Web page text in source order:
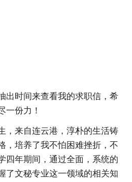
出时间来查看我的求职信，希
一份力！
，来自连云港，淳朴的生活铸
，培养了我不怕困难挫折，不
四年期间，通过全面，系统的
了文秘专业这一领域的相关知